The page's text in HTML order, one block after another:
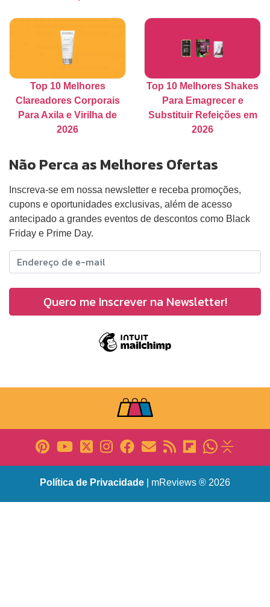
Top 10 Melhores
Clareadores Corporais
Para Axila e Virilha de
2026
Top 10 Melhores Shakes
Para Emagrecer e
Substituir Refeições em
2026
Não Perca as Melhores Ofertas
Inscreva-se em nossa newsletter e receba promoções,
cupons e oportunidades exclusivas, além de acesso
antecipado a grandes eventos de descontos como Black
Friday e Prime Day.
Política de Privacidade | mReviews ® 2026